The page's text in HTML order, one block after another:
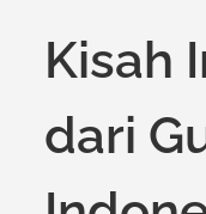
Kisah
dari